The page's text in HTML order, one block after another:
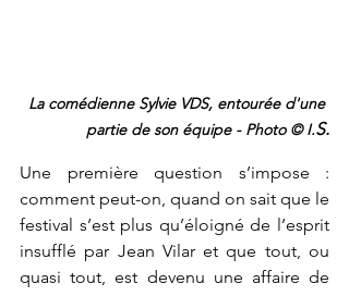
La comédienne Sylvie VDS, entourée d'une
partie de son équipe - Photo © I.S.
Une première question s’impose :
comment peut-on, quand on sait que le
festival s’est plus qu’éloigné de l’esprit
insufflé par Jean Vilar et que tout, ou
quasi tout, est devenu une affaire de